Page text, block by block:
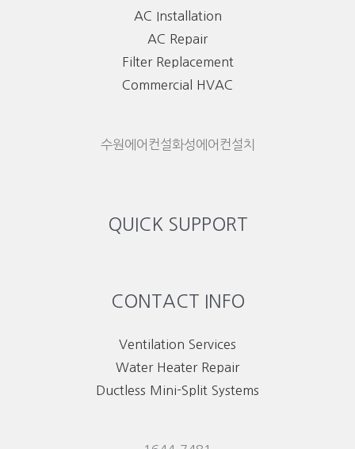
AC Installation
AC Repair
Filter Replacement
Commercial HVAC
수원에어컨설화성에어컨설치
QUICK SUPPORT
CONTACT INFO
Ventilation Services
Water Heater Repair
Ductless Mini-Split Systems